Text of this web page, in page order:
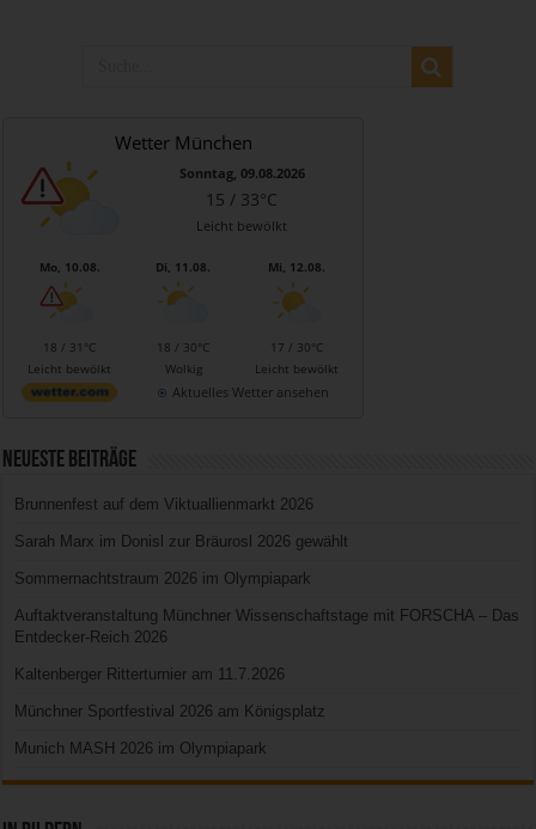
Wetter München
Sonntag, 09.08.2026
15 / 33°C
Leicht bewölkt
Mo, 10.08.
18 / 31°C
Leicht bewölkt
Di, 11.08.
18 / 30°C
Wolkig
Mi, 12.08.
17 / 30°C
Leicht bewölkt
Aktuelles Wetter ansehen
Neueste Beiträge
Brunnenfest auf dem Viktuallienmarkt 2026
Sarah Marx im Donisl zur Bräurosl 2026 gewählt
Sommernachtstraum 2026 im Olympiapark
Auftaktveranstaltung Münchner Wissenschaftstage mit FORSCHA – Das
Entdecker-Reich 2026
Kaltenberger Ritterturnier am 11.7.2026
Münchner Sportfestival 2026 am Königsplatz
Munich MASH 2026 im Olympiapark